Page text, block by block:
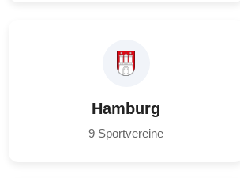
Hamburg
9 Sportvereine